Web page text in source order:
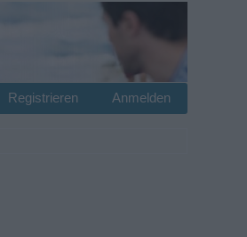
Anmelden
Registrieren